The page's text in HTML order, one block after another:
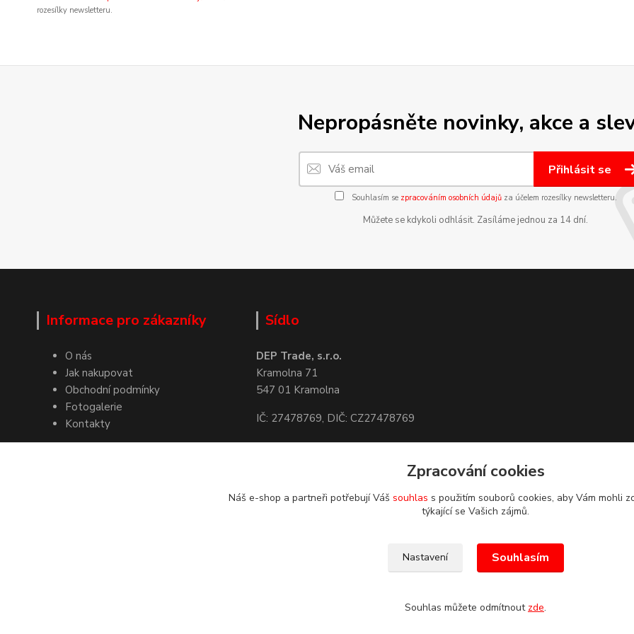
rozesílky newsletteru.
Nepropásněte novinky, akce a
Přihlásit se
Souhlasím se zpracováním osobních údajůza účelem rozesílky newsletteru.
Můžete se kdykoli odhlásit. Zasíláme jednou za 14 dní.
Informace pro zákazníky
O nás
Jak nakupovat
Obchodní podmínky
Fotogalerie
Kontakty
Sídlo
DEP Trade, s.r.o.
Kramolna 71
547 01 Kramolna
IČ: 27478769, DIČ: CZ27478769
Zpracování cookies
Náš e-shop a partneři potřebují Váš souhlas s použitím souborů cookies, aby Vám mohli
týkající se Vašich zájmů.
Nastavení Souhlasím
Souhlas můžete odmítnout zde.